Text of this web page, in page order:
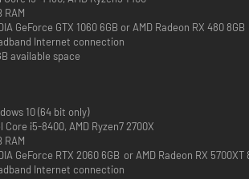
nimm an Motto-Kampagnen teil, die dich in die
Automobilkultur entführen, und erlebe
japanisches Street-Racing und legendäre
RAM
GeForce GTX 1060 6GB or AMD Radeon RX 480 8GB
Internet connection
available space
10 (64 bit only)
Core i5-8400, AMD Ryzen7 2700X
RAM
GeForce RTX 2060 6GB or AMD Radeon RX 5700XT
Internet connection